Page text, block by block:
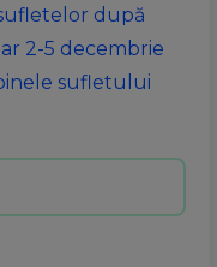
după
2-5 decembrie
sufletului